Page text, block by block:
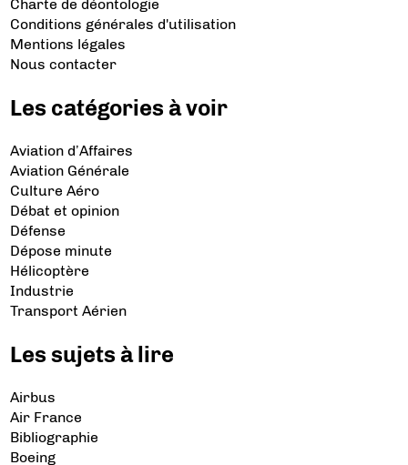
Charte de déontologie
Conditions générales d'utilisation
Mentions légales
Nous contacter
Les catégories à voir
Aviation d’Affaires
Aviation Générale
Culture Aéro
Débat et opinion
Défense
Dépose minute
Hélicoptère
Industrie
Transport Aérien
Les sujets à lire
Airbus
Air France
Bibliographie
Boeing